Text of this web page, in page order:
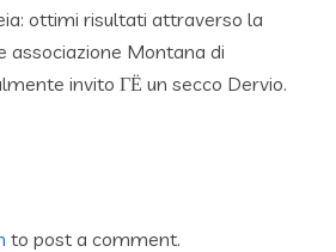
ottimi risultati attraverso la
associazione Montana di
invito ГЁ un secco Dervio.
to post a comment.